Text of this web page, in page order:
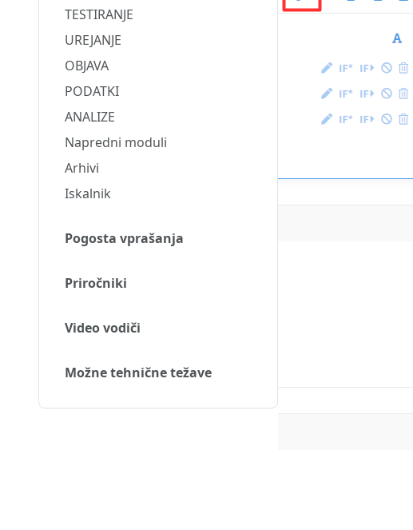
TESTIRANJE
UREJANJE
OBJAVA
PODATKI
ANALIZE
Napredni moduli
Arhivi
Iskalnik
Pogosta vprašanja
Priročniki
Video vodiči
Možne tehnične težave